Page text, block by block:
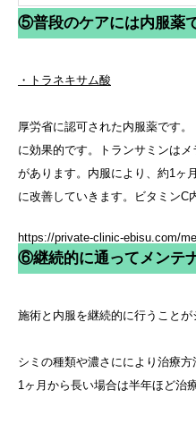
⑤普段のケアには内服薬
・トラネキサム酸
厚労省に認可された内服薬です。
に効果的です。トランサミンは
があります。内服により、約1ヶ
に改善していきます。ビタミンC
https://private-clinic-ebisu.com/
⑥継続的に通ってメンテ
施術と内服を継続的に行うことが
シミの種類や濃さににより治療方
1ヶ月から長い場合は半年ほど治